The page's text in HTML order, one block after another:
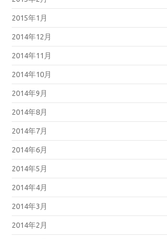
2015年1月
2014年12月
2014年11月
2014年10月
2014年9月
2014年8月
2014年7月
2014年6月
2014年5月
2014年4月
2014年3月
2014年2月